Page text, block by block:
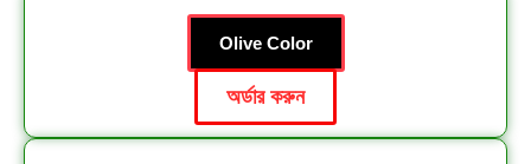
Olive Color
অর্ডার করুন